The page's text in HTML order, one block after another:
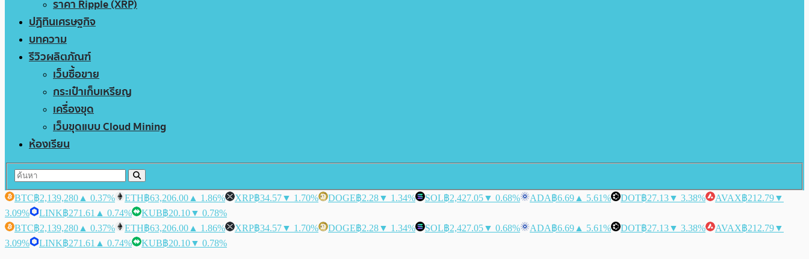
ราคา Ripple (XRP)
ปฏิทินเศรษฐกิจ
บทความ
รีวิวผลิตภัณฑ์
เว็บซื้อขาย
กระเป๋าเก็บเหรียญ
เครื่องขุด
เว็บขุดแบบ Cloud Mining
ห้องเรียน
BTC฿2,139,280 ▲ 0.37% ETH฿63,206.00 ▲ 1.86% XRP฿34.57▼ 1.70% DOGE฿2.28▼ 1.34% SOL฿2,427.05▼ 0.68% ADA฿6.69 ▲ 5.61% DOT฿27.13▼ 3.38% AVAX฿212.79▼
3.09%
LINK฿271.61 ▲ 0.74% KUB฿20.10▼ 0.78%
BTC฿2,139,280 ▲ 0.37% ETH฿63,206.00 ▲ 1.86% XRP฿34.57▼ 1.70% DOGE฿2.28▼ 1.34% SOL฿2,427.05▼ 0.68% ADA฿6.69 ▲ 5.61% DOT฿27.13▼ 3.38% AVAX฿212.79▼
3.09%
LINK฿271.61 ▲ 0.74% KUB฿20.10▼ 0.78%